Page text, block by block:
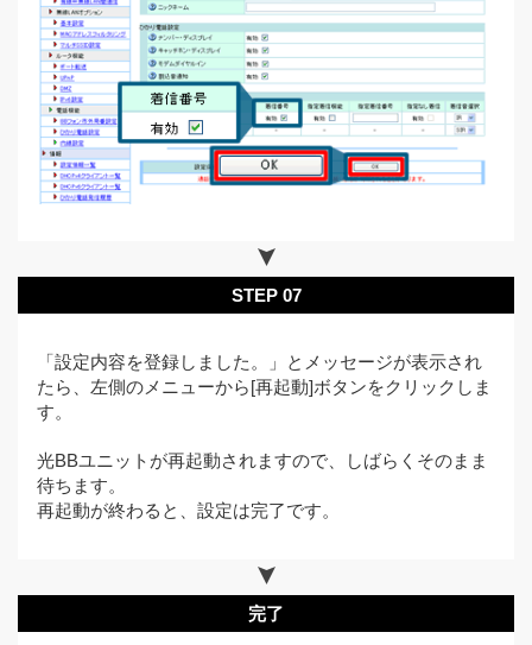
STEP 07
「設定内容を登録しました。」とメッセージが表示され
たら、左側のメニューから[再起動]ボタンをクリックしま
す。
光BBユニットが再起動されますので、しばらくそのまま
待ちます。
再起動が終わると、設定は完了です。
完了